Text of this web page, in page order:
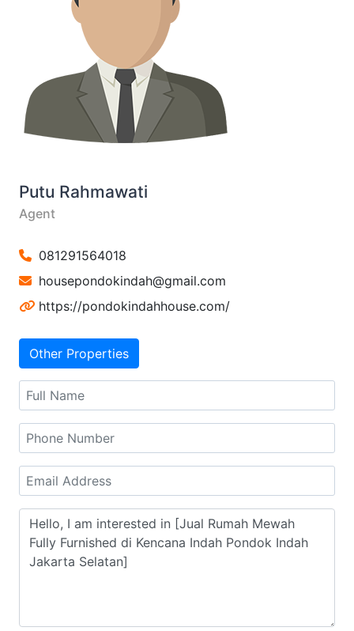
Putu Rahmawati
Agent
081291564018
housepondokindah@gmail.com
https://pondokindahhouse.com/
Other Properties